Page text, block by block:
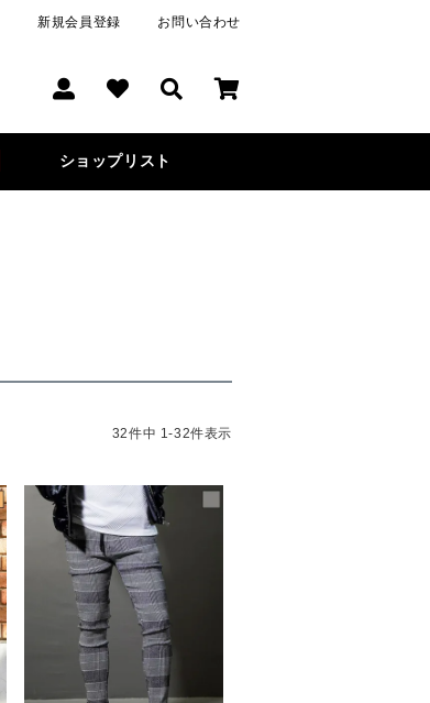
新規会員登録 お問い合わせ
ショップリスト
32件中 1-32件表示